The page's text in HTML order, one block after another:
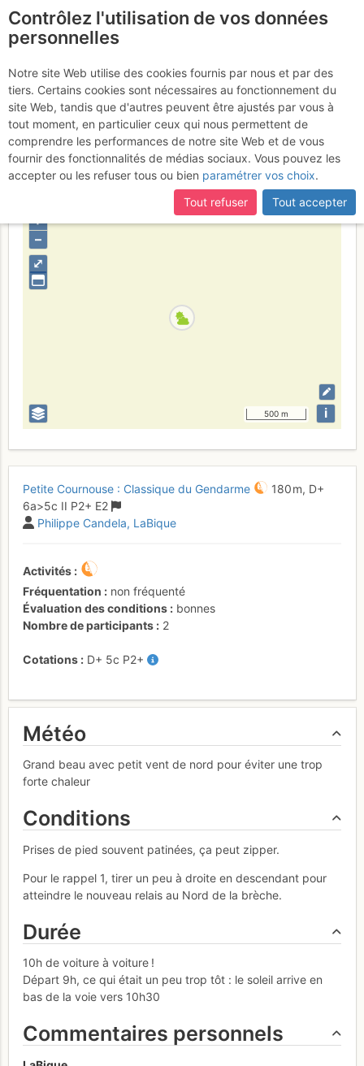
Petite Cournouse :
Classique du Gendarme
Vendredi 7 avril 2017
Drôme
⤢
+
–
500 m i
Petite Cournouse : Classique du Gendarme 180 m, D+
6a>5c II P2+ E2
Philippe Candela LaBique
Activités
Fréquentation
non fréquenté
Évaluation des conditions
bonnes
Nombre de participants
2
Cotations D+ 5c P2+
Météo
Grand beau avec petit vent de nord pour éviter une trop
forte chaleur
Conditions
Prises de pied souvent patinées, ça peut zipper.
Pour le rappel 1, tirer un peu à droite en descendant pour
atteindre le nouveau relais au Nord de la brèche.
Durée
10h de voiture à voiture !
Départ 9h, ce qui était un peu trop tôt : le soleil arrive en
bas de la voie vers 10h30
Commentaires personnels
Contrôlez l'utilisation de vos données
personnelles
Notre site Web utilise des cookies fournis par nous et par des
tiers. Certains cookies sont nécessaires au fonctionnement du
site Web, tandis que d'autres peuvent être ajustés par vous à
tout moment, en particulier ceux qui nous permettent de
comprendre les performances de notre site Web et de vous
fournir des fonctionnalités de médias sociaux. Vous pouvez les
accepter ou les refuser tous ou bien paramétrer vos choix.
Tout refuser
Tout accepter